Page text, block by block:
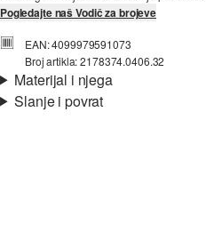
Pogledajte naš Vodič za brojeve
EAN: 4099979591073
Broj artikla: 2178374.0406.32
Materijal i njega
Slanje i povrat